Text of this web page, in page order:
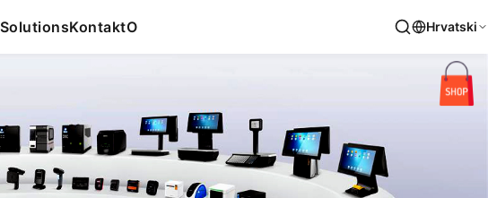
SolutionsKontaktO Hrvatski